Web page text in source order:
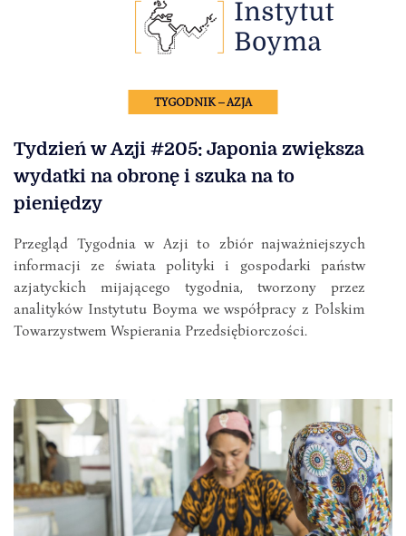
TYGODNIK – AZJA
Tydzień w Azji #205: Japonia zwiększa
wydatki na obronę i szuka na to
pieniędzy
Przegląd Tygodnia w Azji to zbiór najważniejszych
informacji ze świata polityki i gospodarki państw
azjatyckich mijającego tygodnia, tworzony przez
analityków Instytutu Boyma we współpracy z Polskim
Towarzystwem Wspierania Przedsiębiorczości.